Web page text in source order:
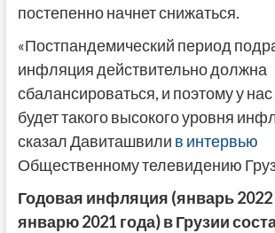
постепенно начнет снижаться.
«Постпандемический период
инфляция действительно должна
сбалансироваться, и поэтому у
будет такого высокого уровня
сказал Давиташвили в интервью
Общественному телевидению
Годовая инфляция (январь 2022
январю 2021 года) в Грузии